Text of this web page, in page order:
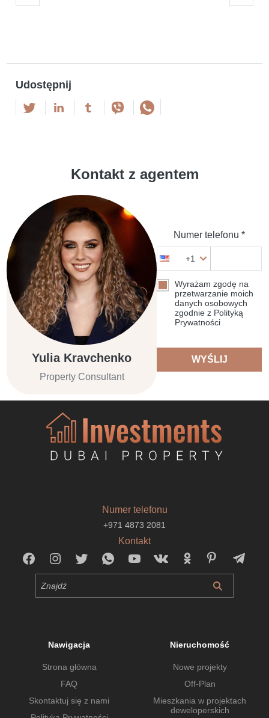
Udostępnij
Kontakt z agentem
Yulia Kravchenko
Property Consultant
Numer telefonu *
+1
Wyrażam zgodę na
przetwarzanie moich
danych osobowych
zgodnie z Polityką
Prywatności
WYŚLIJ
Numer telefonu
+971 4873 2081
Kontakt
Nawigacja
Strona główna
FAQ
Skontaktuj się z nami
Nieruchomość
Nowe projekty
Off-Plan
Mieszkania w projektach
deweloperskich